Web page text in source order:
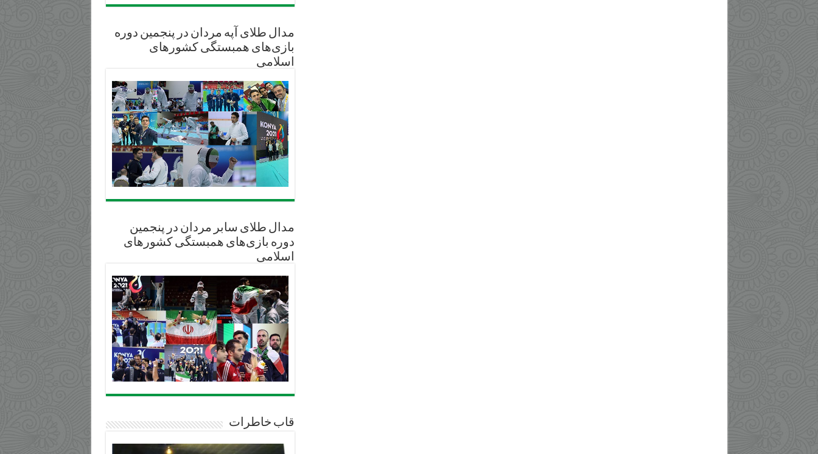
مدال طلای آپه مردان در پنجمین دوره
بازی‌های همبستگی کشورهای
اسلامی
مدال طلای سابر مردان در پنجمین
دوره بازی‌های همبستگی کشورهای
اسلامی
قاب خاطرات